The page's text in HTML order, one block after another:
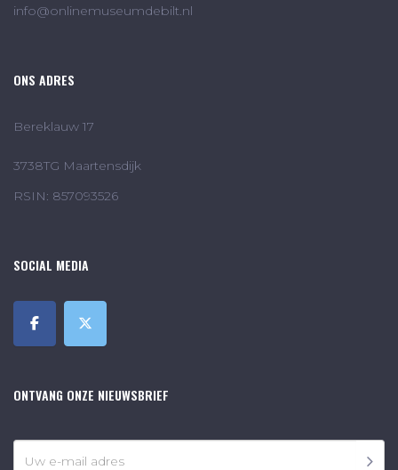
info@onlinemuseumdebilt.nl
ONS ADRES
Bereklauw 17
3738TG Maartensdijk
RSIN: 857093526
SOCIAL MEDIA
ONTVANG ONZE NIEUWSBRIEF